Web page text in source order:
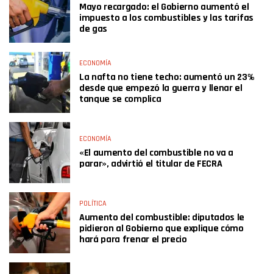
Mayo recargado: el Gobierno aumentó el
impuesto a los combustibles y las tarifas
de gas
ECONOMÍA
La nafta no tiene techo: aumentó un 23%
desde que empezó la guerra y llenar el
tanque se complica
ECONOMÍA
«El aumento del combustible no va a
parar», advirtió el titular de FECRA
POLÍTICA
Aumento del combustible: diputados le
pidieron al Gobierno que explique cómo
hará para frenar el precio